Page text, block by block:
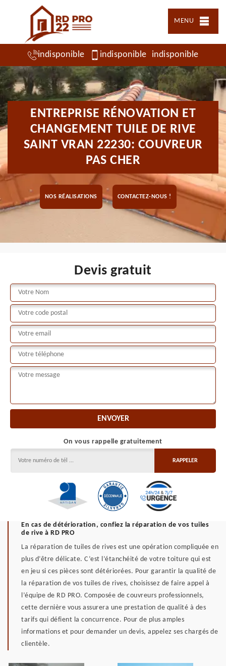
MENU
indisponible indisponible indisponible
ENTREPRISE RÉNOVATION ET
CHANGEMENT TUILE DE RIVE
SAINT VRAN 22230: COUVREUR
PAS CHER
NOS RÉALISATIONS CONTACTEZ-NOUS !
Devis gratuit
On vous rappelle gratuitement
En cas de détérioration, confiez la réparation de vos tuiles
de rive à RD PRO
La réparation de tuiles de rives est une opération compliquée en
plus d’être délicate. C’est l’étanchéité de votre toiture qui est
en jeu si ces pièces sont détériorées. Pour garantir la qualité de
la réparation de vos tuiles de rives, choisissez de faire appel à
l’équipe de RD PRO. Composée de couvreurs professionnels,
cette dernière vous assurera une prestation de qualité à des
tarifs qui défient la concurrence. Pour de plus amples
informations et pour demander un devis, appelez ses chargés de
clientèle.